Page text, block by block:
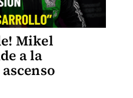
Mikel
a la